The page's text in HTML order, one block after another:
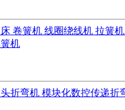
卷簧机 线圈绕线机 拉簧机
机
折弯机 模块化数控传递折